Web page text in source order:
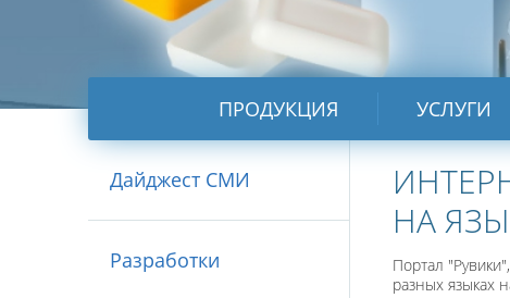
ПРОДУКЦИЯ УСЛУГИ
Дайджест СМИ
Разработки
НА
Портал
разных языках